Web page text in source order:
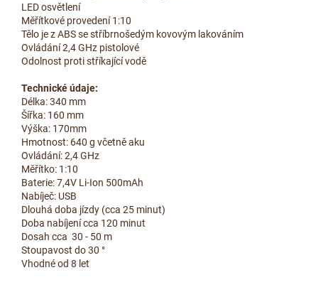
LED osvětlení
Měřítkové provedení 1:10
Tělo je z ABS se stříbrnošedým kovovým lakováním
Ovládání 2,4 GHz pistolové
Odolnost proti stříkající vodě
Technické údaje:
Délka: 340 mm
Šířka: 160 mm
Výška: 170mm
Hmotnost: 640 g včetně aku
Ovládání: 2,4 GHz
Měřítko: 1:10
Baterie: 7,4V Li-Ion 500mAh
Nabíječ: USB
Dlouhá doba jízdy (cca 25 minut)
Doba nabíjení cca 120 minut
Dosah cca 30 - 50 m
Stoupavost do 30 °
Vhodné od 8 let